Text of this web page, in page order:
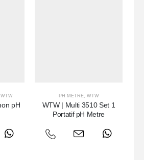
WTW
pH
PH METRE, WTW
WTW | Multi 3510 Set 1
Portatif pH Metre